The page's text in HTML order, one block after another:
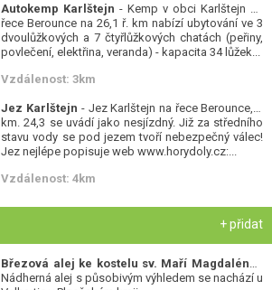
Autokemp Karlštejn - Kemp v obci Karlštejn na
řece Berounce na 26,1 ř. km nabízí ubytování ve 3
dvoulůžkových a 7 čtyřlůžkových chatách (peřiny,
povlečení, elektřina, veranda) - kapacita 34 lůžek...
Vzdálenost: 3km
Jez Karlštejn - Jez Karlštejn na řece Berounce, ř.
km. 24,3 se uvádí jako nesjízdný. Již za středního
stavu vody se pod jezem tvoří nebezpečný válec!
Jez nejlépe popisuje web www.horydoly.cz:...
Vzdálenost: 4km
+ přidat
Březová alej ke kostelu sv. Maří Magdalény-
Nádherná alej s působivým výhledem se nachází u